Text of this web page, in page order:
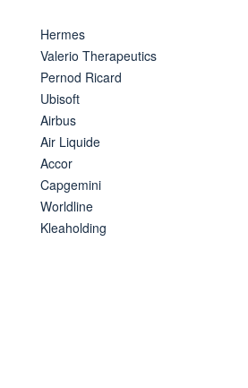
Hermes
Valerio Therapeutics
Pernod Ricard
Ubisoft
Airbus
Air Liquide
Accor
Capgemini
Worldline
Kleaholding